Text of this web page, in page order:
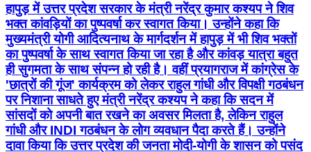
हापुड़ में उत्तर प्रदेश सरकार के मंत्री नरेंद्र कुमार कश्यप ने शिव
भक्त कांवड़ियों का पुष्पवर्षा कर स्वागत किया। उन्होंने कहा कि
मुख्यमंत्री योगी आदित्यनाथ के मार्गदर्शन में हापुड़ में भी शिव भक्तों
का पुष्पवर्षा के साथ स्वागत किया जा रहा है और कांवड़ यात्रा बहुत
ही सुगमता के साथ संपन्न हो रही है। वहीं प्रयागराज में कांग्रेस के
'छात्रों की गूंज' कार्यक्रम को लेकर राहुल गांधी और विपक्षी गठबंधन
पर निशाना साधते हुए मंत्री नरेंद्र कश्यप ने कहा कि सदन में
सांसदों को अपनी बात रखने का अवसर मिलता है, लेकिन राहुल
गांधी और INDI गठबंधन के लोग व्यवधान पैदा करते हैं। उन्होंने
दावा किया कि उत्तर प्रदेश की जनता मोदी-योगी के शासन को पसंद